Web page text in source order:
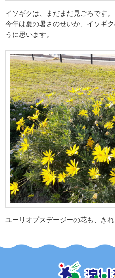
イソギクは、まだまだ見ごろです。
今年は夏の暑さのせいか、イソギ
うに思います。
ユーリオプスデージーの花も、きれ